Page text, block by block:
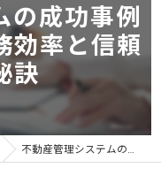
の成功事例
効率と信頼
訣
不動産管理システムの成功事例に学ぶ東京都で業務効率と信頼を高める秘訣